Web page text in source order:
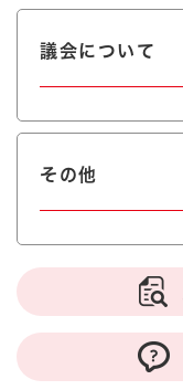
議会について
その他